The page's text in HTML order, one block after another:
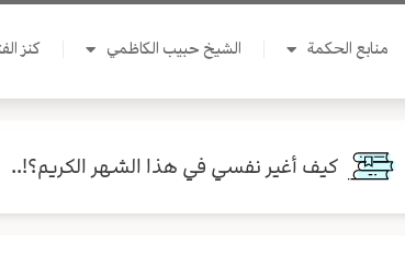
منابع الحكمة الشيخ حبيب الكاظمي كنز
كيف أغير نفسي في هذا الشهر الكريم؟!..